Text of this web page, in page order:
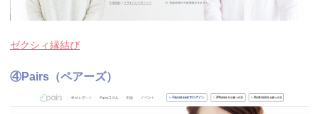
ゼクシィ縁結び
④Pairs（ペアーズ）